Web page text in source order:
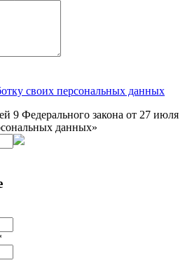
своих персональных данных
9 Федерального закона от 27 июля
данных»